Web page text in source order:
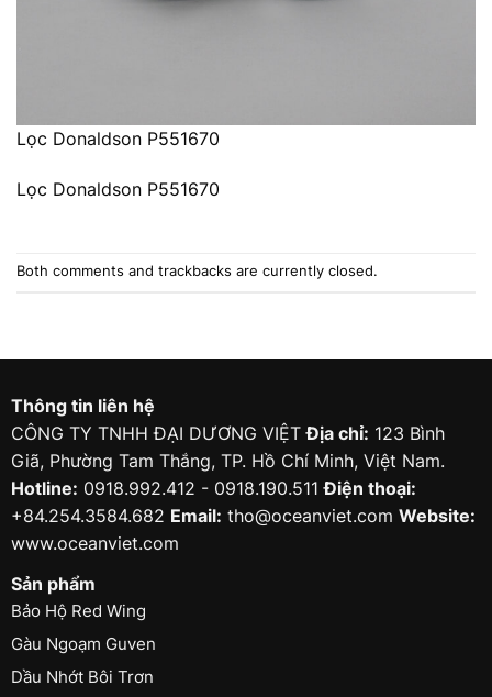
Lọc Donaldson P551670
Lọc Donaldson P551670
Both comments and trackbacks are currently closed.
Thông tin liên hệ
CÔNG TY TNHH ĐẠI DƯƠNG VIỆTĐịa chỉ: 123 Bình
Giã, Phường Tam Thắng, TP. Hồ Chí Minh, Việt Nam.
Hotline: 0918.992.412 - 0918.190.511Điện thoại:
+84.254.3584.682 Email: tho@oceanviet.com Website:
www.oceanviet.com
Sản phẩm
Bảo Hộ Red Wing
Gàu Ngoạm Guven
Dầu Nhớt Bôi Trơn